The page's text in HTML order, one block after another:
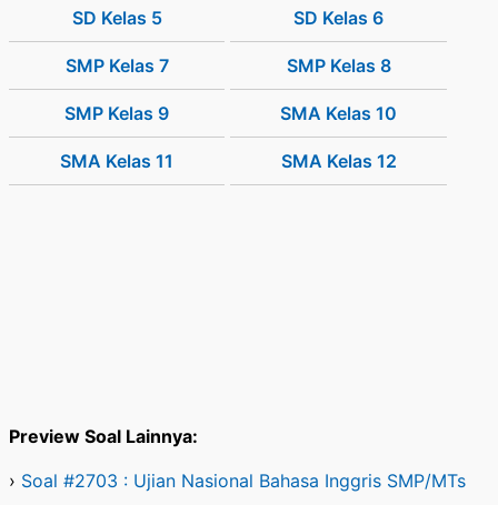
SD Kelas 5 SD Kelas 6
SMP Kelas 7 SMP Kelas 8
SMP Kelas 9 SMA Kelas 10
SMA Kelas 11 SMA Kelas 12
Preview Soal Lainnya:
› Soal #2703 : Ujian Nasional Bahasa Inggris SMP/MTs